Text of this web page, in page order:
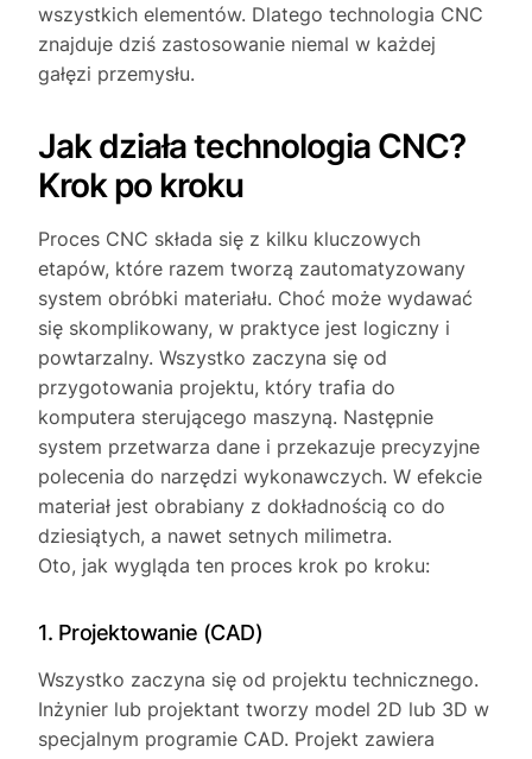
wszystkich elementów. Dlatego technologia CNC
znajduje dziś zastosowanie niemal w każdej
gałęzi przemysłu.
Jak działa technologia CNC?
Krok po kroku
Proces CNC składa się z kilku kluczowych
etapów, które razem tworzą zautomatyzowany
system obróbki materiału. Choć może wydawać
się skomplikowany, w praktyce jest logiczny i
powtarzalny. Wszystko zaczyna się od
przygotowania projektu, który trafia do
komputera sterującego maszyną. Następnie
system przetwarza dane i przekazuje precyzyjne
polecenia do narzędzi wykonawczych. W efekcie
materiał jest obrabiany z dokładnością co do
dziesiątych, a nawet setnych milimetra.
Oto, jak wygląda ten proces krok po kroku:
1. Projektowanie (CAD)
Wszystko zaczyna się od projektu technicznego.
Inżynier lub projektant tworzy model 2D lub 3D w
specjalnym programie CAD. Projekt zawiera